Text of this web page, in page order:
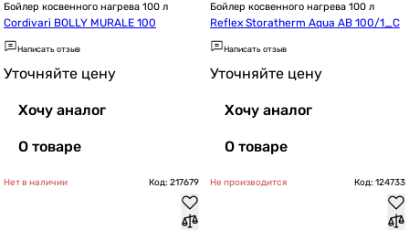
Бойлер косвенного нагрева 100 л
Cordivari BOLLY MURALE 100
Написать отзыв
Уточняйте цену
Хочу аналог
О товаре
Бойлер косвенного нагрева 100 л
Reflex Storatherm Aqua AB 100/1_C
Написать отзыв
Уточняйте цену
Хочу аналог
О товаре
Нет в наличии Код: 217679 Не производится Код: 124733